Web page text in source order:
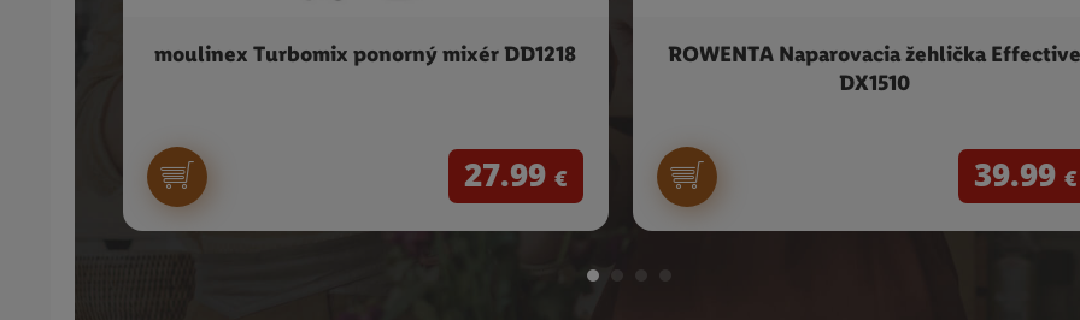
moulinex Turbomix ponorný mixér DD1218
27.99 €
ROWENTA Naparovacia žehlička Effective
DX1510
39.99 €